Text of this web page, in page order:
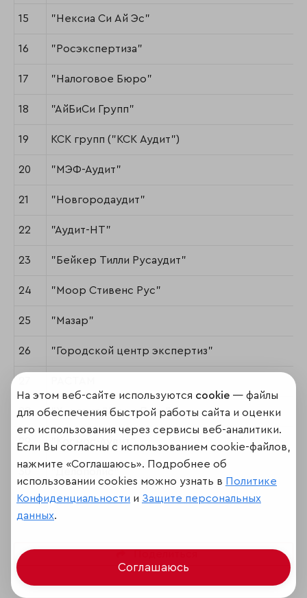
15 "Нексиа Си Ай Эс"
16 "Росэкспертиза"
17 "Налоговое Бюро"
18 "АйБиСи Групп"
19 КСК групп ("КСК Аудит")
20 "МЭФ-Аудит"
21 "Новгородаудит"
22 "Аудит-НТ"
23 "Бейкер Тилли Русаудит"
24 "Моор Стивенс Рус"
25 "Мазар"
26 "Городской центр экспертиз"
28 "Холдинг "Люди Дела"
29
На этом веб-сайте используются cookie — файлы
для обеспечения быстрой работы сайта и оценки
его использования через сервисы веб-аналитики.
Если Вы согласны с использованием cookie-файлов,
нажмите «Соглашаюсь». Подробнее об
использовании cookies можно узнать в Политике
Конфиденциальности и Защите персональных
данных.
Соглашаюсь